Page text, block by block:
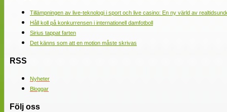
Tillämpningen av live-teknologi i sport och live casino: En ny värld av
Håll koll på konkurrensen i internationell damfotboll
Sirius tappat farten
Det känns som att en motion måste skrivas
RSS
Nyheter
Bloggar
Följ oss